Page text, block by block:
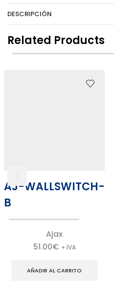
DESCRIPCIÓN
Related Products
AJ-WALLSWITCH-
B
Ajax
51.00€ + IVA
AÑADIR AL CARRITO